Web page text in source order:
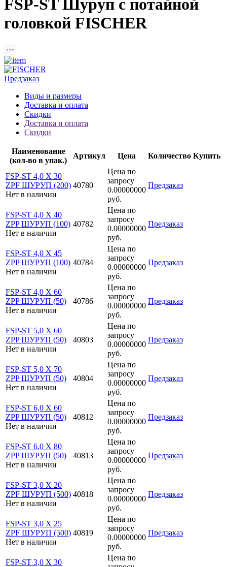
FSP-ST Шуруп с потайной
головкой FISCHER
Предзаказ
Виды и размеры
Доставка и оплата
Скидки
Доставка и оплата
Скидки
Наименование
(кол-во в упак.)
Артикул Цена Количество Купить
FSP-ST 4,0 X 30
ZPF ШУРУП (200)
Нет в наличии
40780
Цена по
запросу
0.00000000
руб.
Предзаказ
FSP-ST 4,0 X 40
ZPP ШУРУП (100)
Нет в наличии
40782
Цена по
запросу
0.00000000
руб.
Предзаказ
FSP-ST 4,0 X 45
ZPP ШУРУП (100)
Нет в наличии
40784
Цена по
запросу
0.00000000
руб.
Предзаказ
FSP-ST 4,0 X 60
ZPP ШУРУП (50)
Нет в наличии
40786
Цена по
запросу
0.00000000
руб.
Предзаказ
FSP-ST 5,0 X 60
ZPP ШУРУП (50)
Нет в наличии
40803
Цена по
запросу
0.00000000
руб.
Предзаказ
FSP-ST 5,0 X 70
ZPP ШУРУП (50)
Нет в наличии
40804
Цена по
запросу
0.00000000
руб.
Предзаказ
FSP-ST 6,0 X 60
ZPP ШУРУП (50)
Нет в наличии
40812
Цена по
запросу
0.00000000
руб.
Предзаказ
FSP-ST 6,0 X 80
ZPP ШУРУП (50)
Нет в наличии
40813
Цена по
запросу
0.00000000
руб.
Предзаказ
FSP-ST 3,0 X 20
ZPF ШУРУП (500)
Нет в наличии
40818
Цена по
запросу
0.00000000
руб.
Предзаказ
FSP-ST 3,0 X 25
ZPF ШУРУП (500)
Нет в наличии
40819
Цена по
запросу
0.00000000
руб.
Предзаказ
FSP-ST 3,0 X 30
Цена по